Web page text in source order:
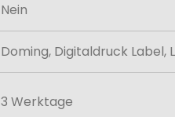
Nein
Doming, Digitaldruck
3 Werktage